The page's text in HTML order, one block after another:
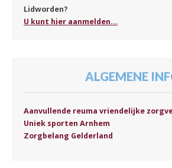
Lidworden?
U kunt hier aanmelden...
ALGEMENE
Aanvullende reuma vriendelijke
Uniek sporten Arnhem
Zorgbelang Gelderland